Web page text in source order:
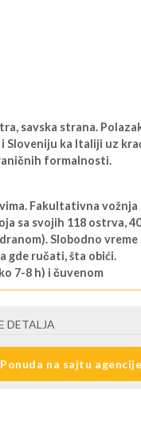
savska strana.
Sloveniju ka Italiji uz
formalnosti.
Fakultativna vožnja
sa svojih 118 ostrva,
Slobodno vreme
gde ručati, šta obići.
7-8 h) i čuvenom
DETALJA
Ponuda na sajtu